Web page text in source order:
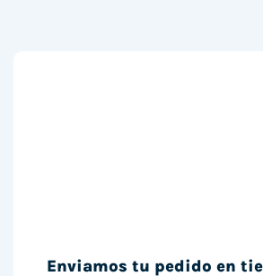
Enviamos tu pedido en